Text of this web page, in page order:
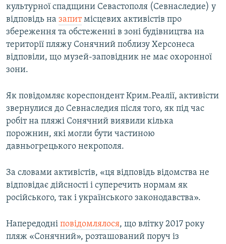
культурної спадщини Севастополя (Севнаследие) у
відповідь на запитмісцевих активістів про
збереження та обстеженні в зоні будівництва на
території пляжу Сонячний поблизу Херсонеса
відповіли, що музей-заповідник не має охоронної
зони.
Як повідомляє кореспондент Крим.Реалії, активісти
звернулися до Севнаследия після того, як під час
робіт на пляжі Сонячний виявили кілька
порожнин, які могли бути частиною
давньогрецького некрополя.
За словами активістів, «ця відповідь відомства не
відповідає дійсності і суперечить нормам як
російського, так і українського законодавства».
Напередодні повідомлялося, що влітку 2017 року
пляж «Сонячний», розташований поруч із